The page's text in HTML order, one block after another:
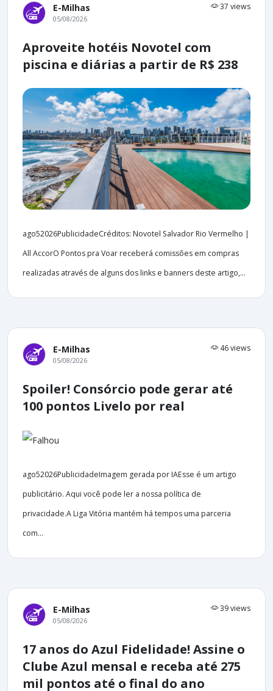
E-Milhas 37 views
05/08/2026
Aproveite hotéis Novotel com
piscina e diárias a partir de R$ 238
ago52026PublicidadeCréditos: Novotel Salvador Rio Vermelho |
All AccorO Pontos pra Voar receberá comissões em compras
realizadas através de alguns dos links e banners deste artigo,...
E-Milhas 46 views
05/08/2026
Spoiler! Consórcio pode gerar até
100 pontos Livelo por real
ago52026PublicidadeImagem gerada por IAEsse é um artigo
publicitário. Aqui você pode ler a nossa política de
privacidade.A Liga Vitória mantém há tempos uma parceria
com...
E-Milhas 39 views
05/08/2026
17 anos do Azul Fidelidade! Assine o
Clube Azul mensal e receba até 275
mil pontos até o final do ano